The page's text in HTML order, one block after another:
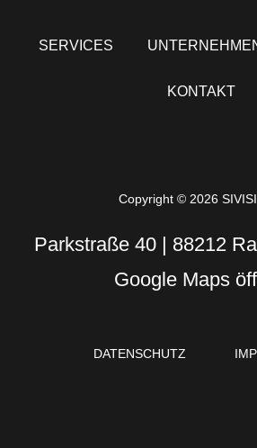
SERVICES
KONTAKT
Copyright © 2026
Parkstraße 40 | 88212
Google Maps
DATENSCHUTZ